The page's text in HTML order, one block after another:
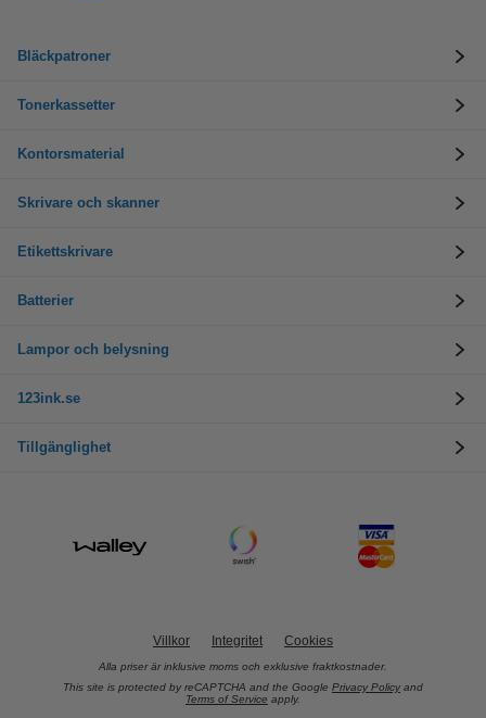
Bläckpatroner
Tonerkassetter
Kontorsmaterial
Skrivare och skanner
Etikettskrivare
Batterier
Lampor och belysning
123ink.se
Tillgänglighet
Villkor Integritet Cookies
Alla priser är inklusive moms och exklusive fraktkostnader.
This site is protected by reCAPTCHA and the Google Privacy Policy and
Terms of Service apply.